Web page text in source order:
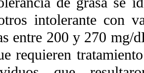
intolerante con
entre 200 y 270 mg/
requieren